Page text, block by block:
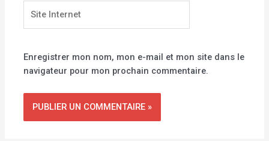
Internet
Enregistrer mon nom, mon e-mail et mon site dans le
navigateur pour mon prochain commentaire.